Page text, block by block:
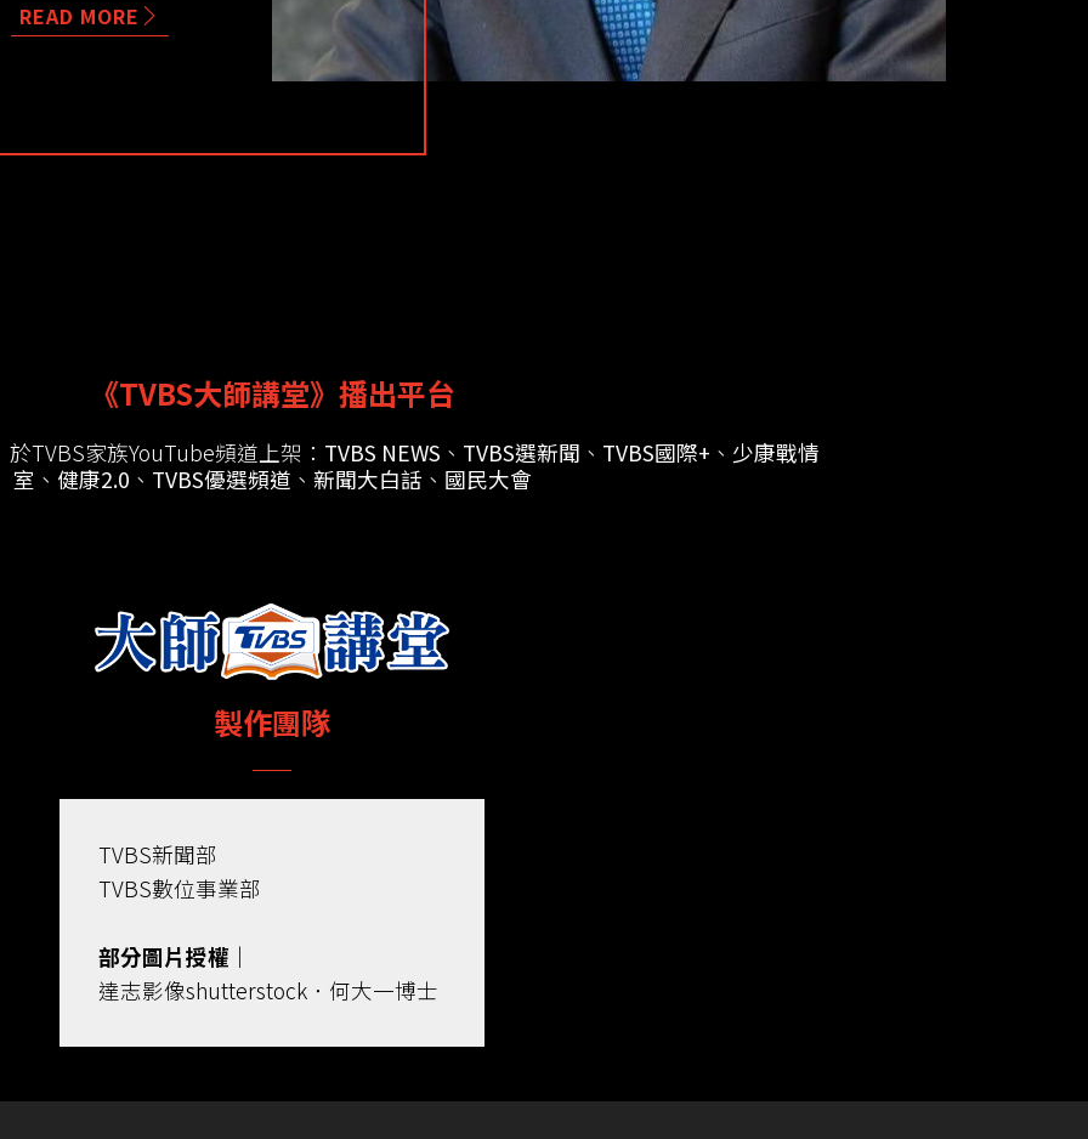
READ MORE
《TVBS大師講堂》播出平台
TVBS家族YouTube頻道上架： TVBS NEWS 、 TVBS選新聞 、 TVBS國際+ 、 少康戰情
室 、 健康2.0 、 TVBS優選頻道 、 新聞大白話、 國民大會
製作團隊
TVBS新聞部
TVBS數位事業部
部分圖片授權｜
達志影像shutterstock．何大一博士